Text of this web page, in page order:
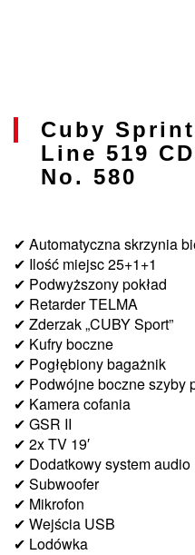
Cuby
Line 519
No. 580
✔ Automatyczna skrzynia
✔ Ilość miejsc 25+1+1
✔ Podwyższony pokład
✔ Retarder TELMA
✔ Zderzak „CUBY Sport”
✔ Kufry boczne
✔ Pogłębiony bagażnik
✔ Podwójne boczne szyby
✔ Kamera cofania
✔ GSR II
✔ 2x TV 19′
✔ Dodatkowy system audio
✔ Subwoofer
✔ Mikrofon
✔ Wejścia USB
✔ Lodówka